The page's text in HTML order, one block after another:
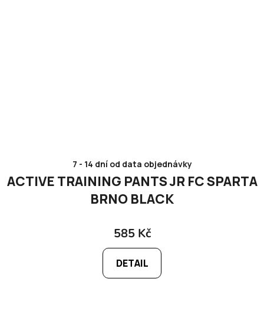
7 - 14 dní od data objednávky
ACTIVE TRAINING PANTS JR FC SPARTA
BRNO BLACK
585 Kč
DETAIL